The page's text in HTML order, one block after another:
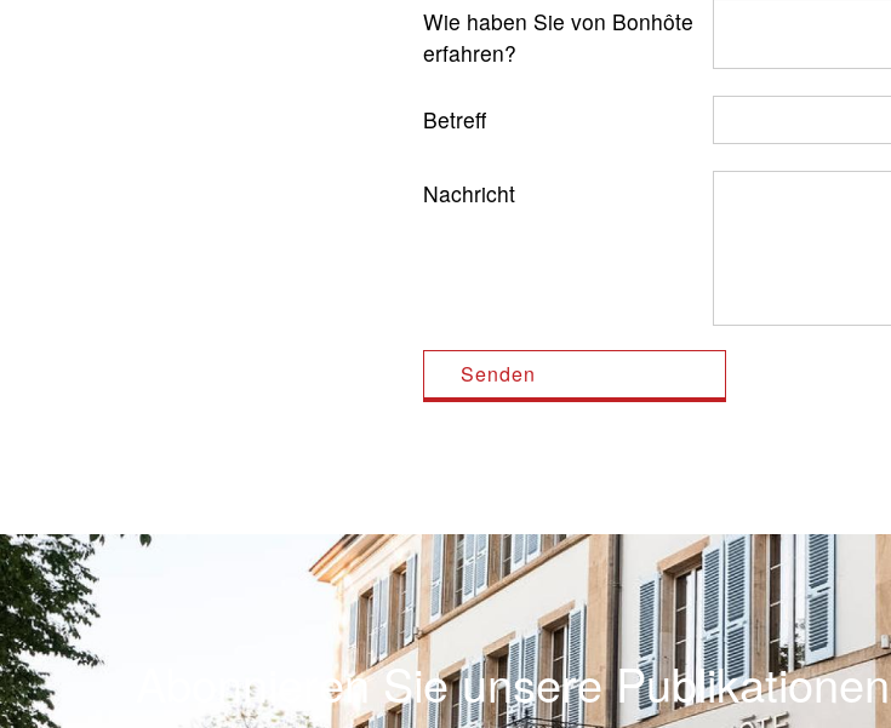
Wie haben Sie von Bonhôte
erfahren?
Betreff
Nachricht
Abonnieren Sie unsere Publikationen